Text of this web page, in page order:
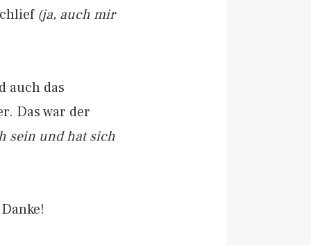
(ja, auch mir
auch das
Das war der
sein und hat sich